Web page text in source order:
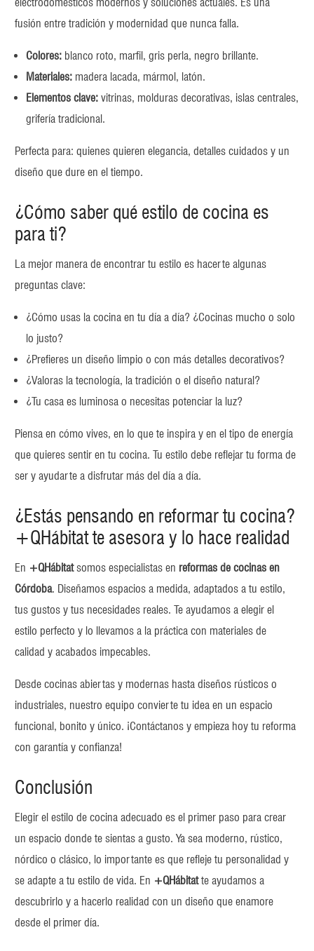
fusión entre tradición y modernidad que nunca falla.
Colores: blanco roto, marfil, gris perla, negro brillante.
Materiales: madera lacada, mármol, latón.
Elementos clave: vitrinas, molduras decorativas, islas centrales,
grifería tradicional.
Perfecta para: quienes quieren elegancia, detalles cuidados y un
diseño que dure en el tiempo.
¿Cómo saber qué estilo de cocina es
para ti?
La mejor manera de encontrar tu estilo es hacerte algunas
preguntas clave:
¿Cómo usas la cocina en tu día a día? ¿Cocinas mucho o solo
lo justo?
¿Prefieres un diseño limpio o con más detalles decorativos?
¿Valoras la tecnología, la tradición o el diseño natural?
¿Tu casa es luminosa o necesitas potenciar la luz?
Piensa en cómo vives, en lo que te inspira y en el tipo de energía
que quieres sentir en tu cocina. Tu estilo debe reflejar tu forma de
ser y ayudarte a disfrutar más del día a día.
¿Estás pensando en reformar tu cocina?
+QHábitat te asesora y lo hace realidad
En +QHábitatsomos especialistas en reformas de cocinas en
Córdoba. Diseñamos espacios a medida, adaptados a tu estilo,
tus gustos y tus necesidades reales. Te ayudamos a elegir el
estilo perfecto y lo llevamos a la práctica con materiales de
calidad y acabados impecables.
Desde cocinas abiertas y modernas hasta diseños rústicos o
industriales, nuestro equipo convierte tu idea en un espacio
funcional, bonito y único. ¡Contáctanos y empieza hoy tu reforma
con garantía y confianza!
Conclusión
Elegir el estilo de cocina adecuado es el primer paso para crear
un espacio donde te sientas a gusto. Ya sea moderno, rústico,
nórdico o clásico, lo importante es que refleje tu personalidad y
se adapte a tu estilo de vida. En +QHábitatte ayudamos a
descubrirlo y a hacerlo realidad con un diseño que enamore
desde el primer día.